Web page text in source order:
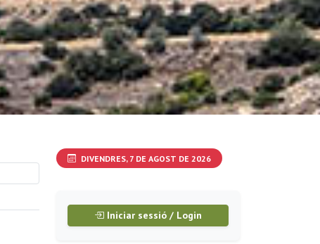
DIVENDRES, 7 DE AGOST DE 2026
Iniciar sessió / Login